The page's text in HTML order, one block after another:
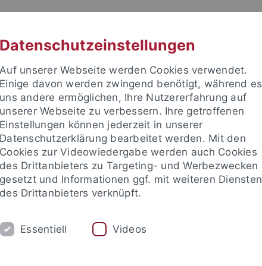
Datenschutzeinstellungen
Auf unserer Webseite werden Cookies verwendet.
Einige davon werden zwingend benötigt, während es
uns andere ermöglichen, Ihre Nutzererfahrung auf
unserer Webseite zu verbessern. Ihre getroffenen
Einstellungen können jederzeit in unserer
Datenschutzerklärung bearbeitet werden. Mit den
Cookies zur Videowiedergabe werden auch Cookies
des Drittanbieters zu Targeting- und Werbezwecken
gesetzt und Informationen ggf. mit weiteren Diensten
des Drittanbieters verknüpft.
Essentiell Videos